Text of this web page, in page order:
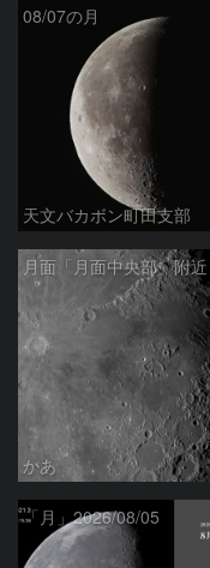
08/07の月
天文バカボン町田支部
月面「月面中央部」附近
かあ
「月」2026/08/05